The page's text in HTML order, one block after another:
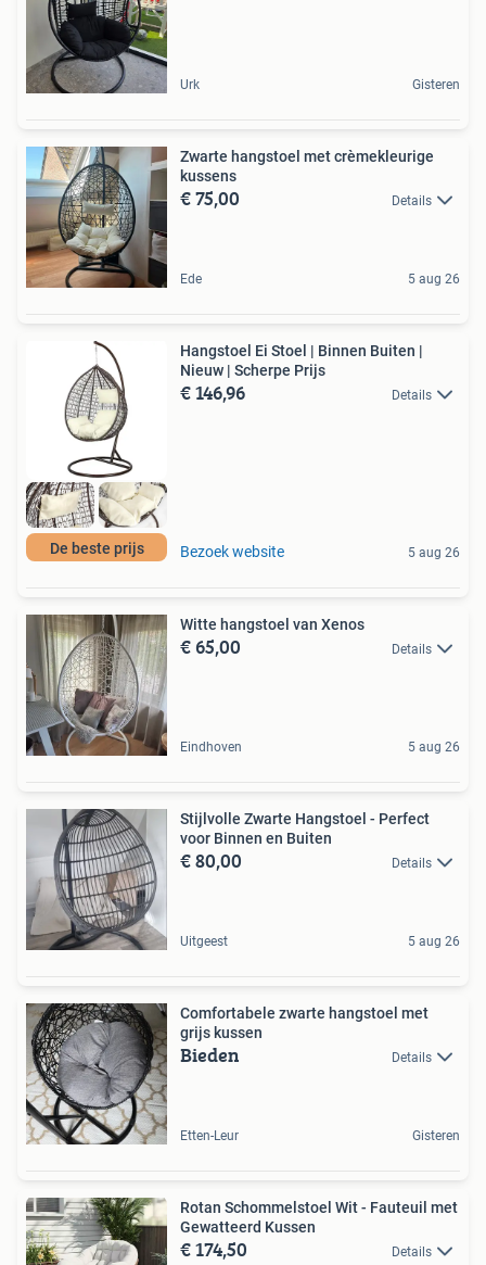
Urk Gisteren
Zwarte hangstoel met crèmekleurige
kussens
€ 75,00 Details
Ede 5 aug 26
De beste prijs
Hangstoel Ei Stoel | Binnen Buiten |
Nieuw | Scherpe Prijs
€ 146,96 Details
Bezoek website 5 aug 26
Witte hangstoel van Xenos
€ 65,00 Details
Eindhoven 5 aug 26
Stijlvolle Zwarte Hangstoel - Perfect
voor Binnen en Buiten
€ 80,00 Details
Uitgeest 5 aug 26
Comfortabele zwarte hangstoel met
grijs kussen
Bieden Details
Etten-Leur Gisteren
Rotan Schommelstoel Wit - Fauteuil met
Gewatteerd Kussen
€ 174,50 Details